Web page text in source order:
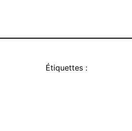
Étiquettes :